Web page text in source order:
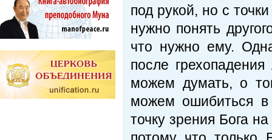
под рукой, но с
нужно понять
что нужно ему.
после
можем думать, о
можем ошибиться в
точку зрения Бога